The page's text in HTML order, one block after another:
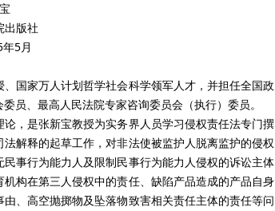
出版社
5月
国家万人计划哲学社会科学领军人才，并担任全国政
员、最高人民法院专家咨询委员会（执行）委员。
，是张新宝教授为实务界人员学习侵权责任法专门撰
解释的起草工作，对非法使被监护人脱离监护的侵权
事行为能力人及限制民事行为能力人侵权的诉讼主体
构在第三人侵权中的责任、缺陷产品造成的产品自身
、高空抛掷物及坠落物致害相关责任主体的责任等问